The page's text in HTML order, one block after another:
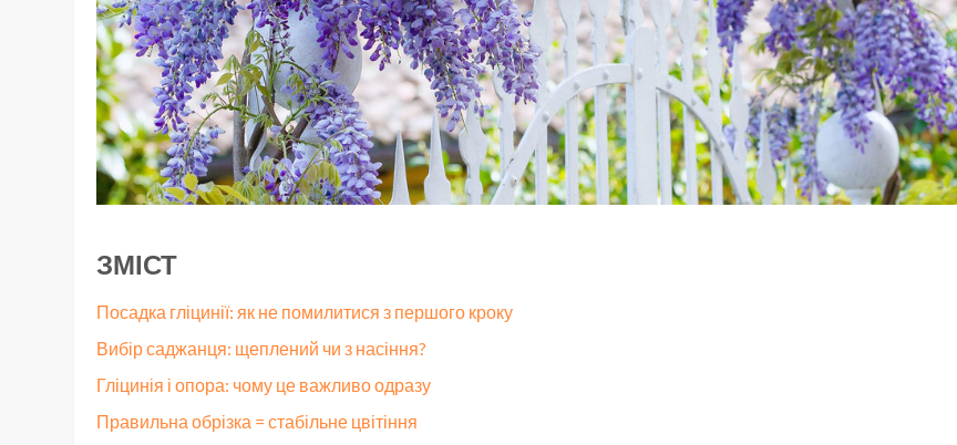
ЗМІСТ
Посадка гліцинії: як не помилитися з першого кроку
Вибір саджанця: щеплений чи з насіння?
Гліцинія і опора: чому це важливо одразу
Правильна обрізка = стабільне цвітіння